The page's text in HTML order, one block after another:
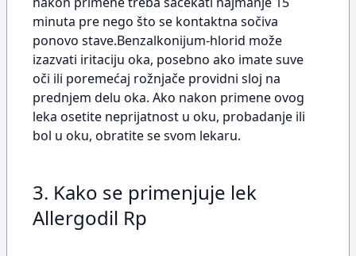
minuta pre nego što se kontaktna sočiva
ponovo stave.Benzalkonijum-hlorid može
izazvati iritaciju oka, posebno ako imate suve
oči ili poremećaj rožnjače providni sloj na
prednjem delu oka. Ako nakon primene ovog
leka osetite neprijatnost u oku, probadanje ili
bol u oku, obratite se svom lekaru.
3. Kako se primenjuje lek
Allergodil Rp